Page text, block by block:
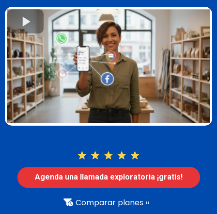
Agenda una llamada exploratoria ¡gratis!
Comparar planes ››